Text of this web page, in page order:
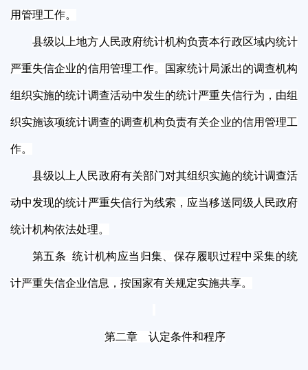
用管理工作。
县级以上地方人民政府统计机构负责本行政区域内统计
严重失信企业的信用管理工作。国家统计局派出的调查机构
组织实施的统计调查活动中发生的统计严重失信行为，由组
织实施该项统计调查的调查机构负责有关企业的信用管理工
作。
县级以上人民政府有关部门对其组织实施的统计调查活
动中发现的统计严重失信行为线索，应当移送同级人民政府
统计机构依法处理。
第五条 统计机构应当归集、保存履职过程中采集的统
计严重失信企业信息，按国家有关规定实施共享。
第二章 认定条件和程序